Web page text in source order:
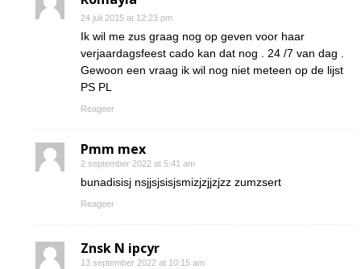
24 juli 2015 at 12:23 pm
Ik wil me zus graag nog op geven voor haar
verjaardagsfeest cado kan dat nog . 24 /7 van dag .
Gewoon een vraag ik wil nog niet meteen op de lijst
PS PL
Reageer
Pmm mex
2 september 2022 at 5:41 am
bunadisisj nsjjsjsisjsmizjzjjzjzz zumzsert
Reageer
Znsk N ipcyr
13 september 2022 at 10:15 am